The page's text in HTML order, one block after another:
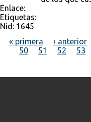
Enlace:
Etiquetas:
Nid: 1645
Páginas
« primera ‹ anterior
50
51 52 53